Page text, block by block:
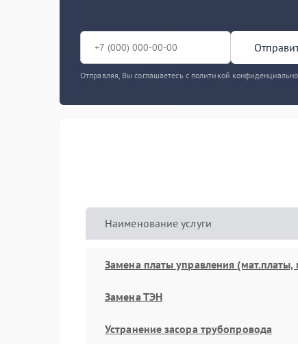
Отправляя, Вы соглашаетесь с политикой
Наименование услуги
Замена платы управления
Замена ТЭН
Устранение засора трубопровода